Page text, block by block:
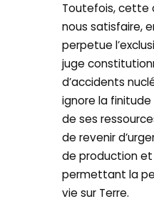
Toutefois, cette
nous satisfaire,
perpetue
juge
d’accidents
ignore la
de ses
de revenir
de production
permettant la
vie sur Terre.